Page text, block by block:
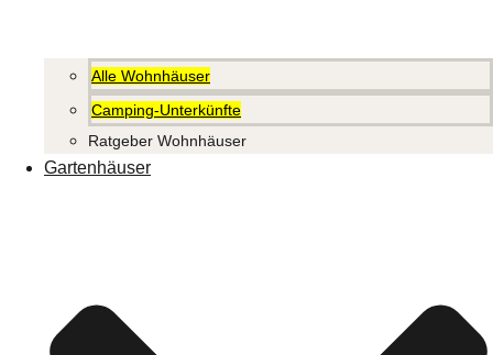
Alle Wohnhäuser
Camping-Unterkünfte
Ratgeber Wohnhäuser
Gartenhäuser